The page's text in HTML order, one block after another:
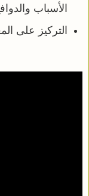
الأسباب
التركيز على